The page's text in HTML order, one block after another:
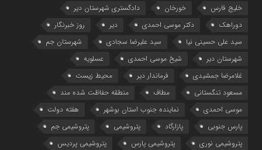
خلیج فارس
خورخان
دادگستری شهرستان دیر
دوراهک
دکتر موسی احمدی دیر
روز خبرنگار
سید علی حسینی نیا
سید علیرضا سجادی
شهرستان جم
شهرستان دیر
شیخ موسی احمدی
عسلویه
غلامرضا جمشیدی
فرماندار دیر
محیط زیست
مسعود تنگستانی
مطاف
منطقه حفاظت شده مند
موسی احمدی
نماینده جنوب استان بوشهر
هفته دولت
پارس جنوبی
پازارگاد پتروشیمی
پتروشیمی جم
پتروشیمی نوری
پتروشیمی پارس
پتروشیمی پردیس